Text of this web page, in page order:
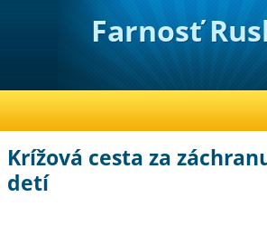
Farnosť
Krížová cesta za
detí